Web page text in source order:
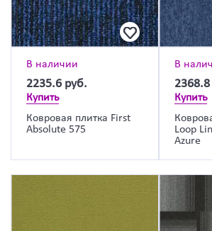
В наличии
2235.6 руб.
Купить
Ковровая плитка First
Absolute 575
В
2368.8
Купить
Loop
Azure